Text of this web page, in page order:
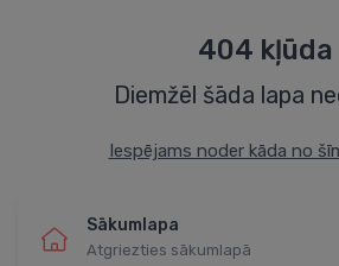
404 kļūda
Diemžēl šāda lapa
Iespējams noder kāda no
Sākumlapa
Atgriezties sākumlapā